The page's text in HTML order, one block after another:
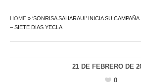
HOME » ‘SONRISA SAHARAUI’ INICIA SU
– SIETE DIAS YECLA
21 DE FEBRERO DE
0